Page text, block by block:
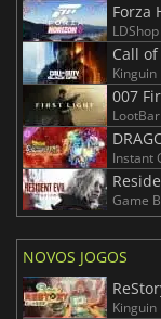
Forza
LDShop
Call
Kinguin
007
LootBar
Instant
Game
NOVOS JOGOS
Kinguin